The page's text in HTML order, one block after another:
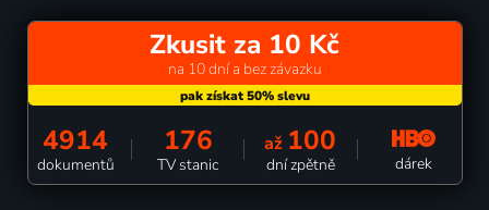
Zkusit za 10 Kč
na 10 dní a bez závazku
4914
dokumentů
176
TV stanic
až 100
dní zpětně dárek